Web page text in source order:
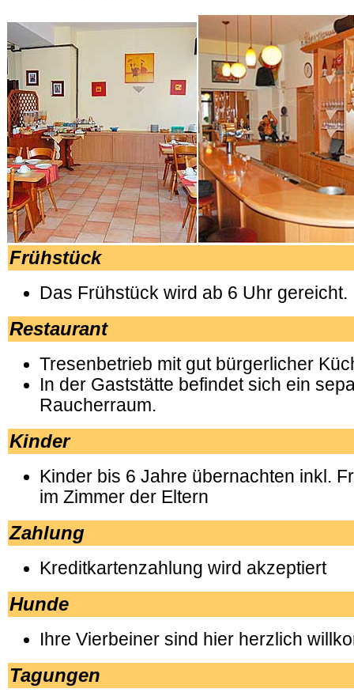
Frühstück
Das Frühstück wird ab 6 Uhr gereicht.
Restaurant
Tresenbetrieb mit gut bürgerlicher
In der Gaststätte befindet sich ein
Raucherraum.
Kinder
Kinder bis 6 Jahre übernachten inkl.
im Zimmer der Eltern
Zahlung
Kreditkartenzahlung wird akzeptiert
Hunde
Ihre Vierbeiner sind hier herzlich
Tagungen